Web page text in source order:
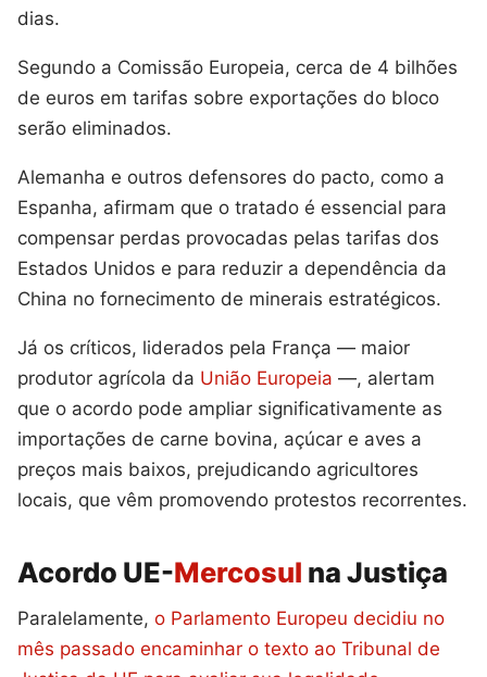
dias.
Segundo a Comissão Europeia, cerca de 4 bilhões
de euros em tarifas sobre exportações do bloco
serão eliminados.
Alemanha e outros defensores do pacto, como a
Espanha, afirmam que o tratado é essencial para
compensar perdas provocadas pelas tarifas dos
Estados Unidos e para reduzir a dependência da
China no fornecimento de minerais estratégicos.
Já os críticos, liderados pela França — maior
produtor agrícola da União Europeia —, alertam
que o acordo pode ampliar significativamente as
importações de carne bovina, açúcar e aves a
preços mais baixos, prejudicando agricultores
locais, que vêm promovendo protestos recorrentes.
Acordo UE-Mercosul na Justiça
Paralelamente, o Parlamento Europeu decidiu no
mês passado encaminhar o texto ao Tribunal de